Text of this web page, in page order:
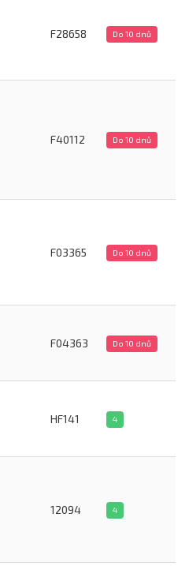
F28658 Do 10 dnů
F40112 Do 10 dnů
F03365 Do 10 dnů
F04363 Do 10 dnů
HF141 4
12094 4